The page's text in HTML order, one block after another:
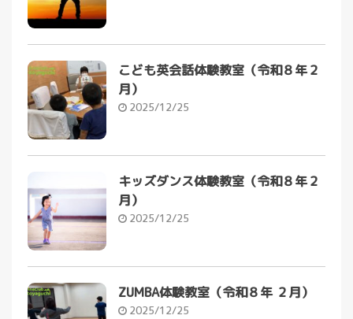
こども英会話体験教室（令和８年２
月）
2025/12/25
キッズダンス体験教室（令和８年２
月）
2025/12/25
ZUMBA体験教室（令和８年 ２月）
2025/12/25